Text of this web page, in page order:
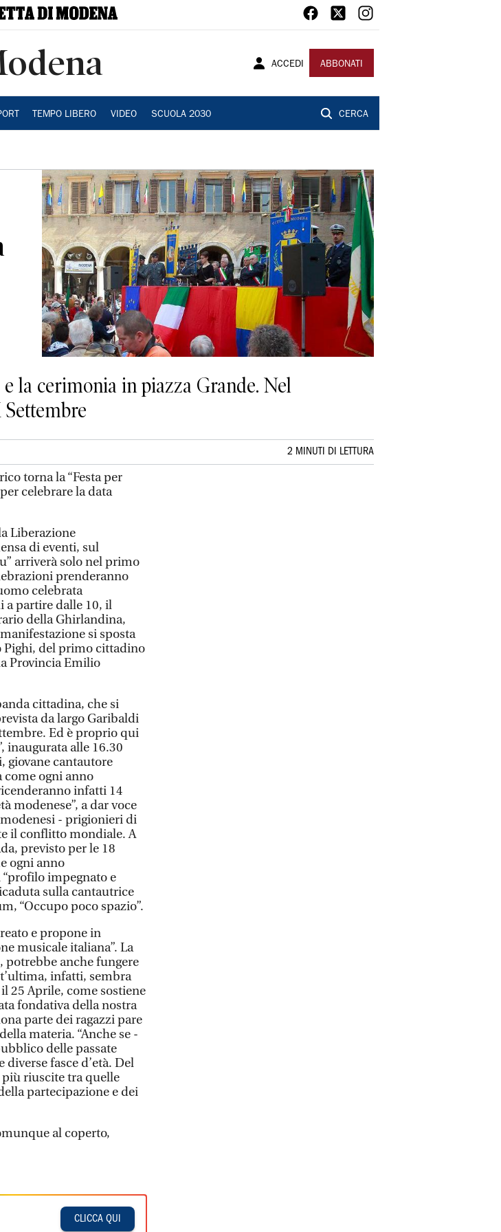
ACCEDI ABBONATI
TEMPO LIBERO VIDEO SCUOLA 2030 CERCA
la cerimonia in piazza Grande. Nel
2 MINUTI DI LETTURA
torna la “Festa per
celebrare la data
Liberazione
di eventi, sul
arriverà solo nel primo
prenderanno
celebrata
a partire dalle 10, il
della Ghirlandina,
si sposta
Pighi, del primo cittadino
Provincia Emilio
cittadina, che si
da largo Garibaldi
Ed è proprio qui
inaugurata alle 16.30
giovane cantautore
come ogni anno
infatti 14
modenese”, a dar voce
- prigionieri di
il conflitto mondiale. A
previsto per le 18
ogni anno
impegnato e
sulla cantautrice
“Occupo poco spazio”.
e propone in
musicale italiana”. La
potrebbe anche fungere
infatti, sembra
25 Aprile, come sostiene
fondativa della nostra
parte dei ragazzi pare
materia. “Anche se -
delle passate
fasce d’età. Del
più riuscite tra quelle
partecipazione e dei
al coperto,
CLICCA QUI